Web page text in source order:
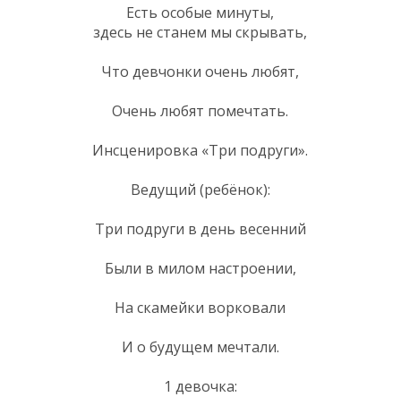
Есть особые минуты,
здесь не станем мы скрывать,
Что девчонки очень любят,
Очень любят помечтать.
Инсценировка «Три подруги».
Ведущий (ребёнок):
Три подруги в день весенний
Были в милом настроении,
На скамейки ворковали
И о будущем мечтали.
1 девочка: